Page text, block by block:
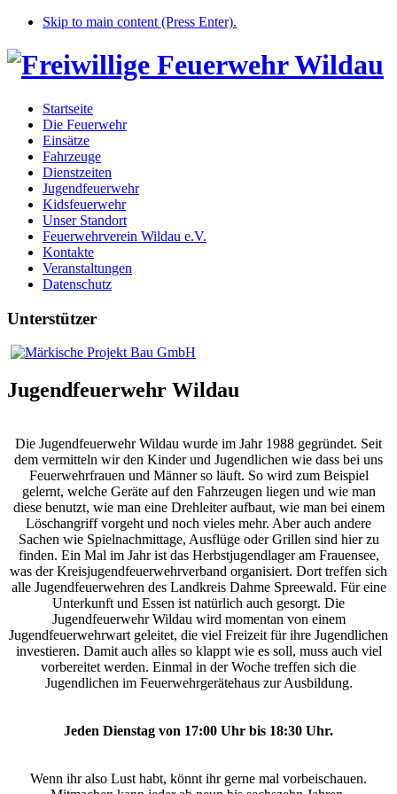
Skip to main content (Press Enter).
Startseite
Die Feuerwehr
Einsätze
Fahrzeuge
Dienstzeiten
Jugendfeuerwehr
Kidsfeuerwehr
Unser Standort
Feuerwehrverein Wildau e.V.
Kontakte
Veranstaltungen
Datenschutz
Unterstützer
Jugendfeuerwehr Wildau
Die Jugendfeuerwehr Wildau wurde im Jahr 1988 gegründet. Seit
dem vermitteln wir den Kinder und Jugendlichen wie dass bei uns
Feuerwehrfrauen und Männer so läuft. So wird zum Beispiel
gelernt, welche Geräte auf den Fahrzeugen liegen und wie man
diese benutzt, wie man eine Drehleiter aufbaut, wie man bei einem
Löschangriff vorgeht und noch vieles mehr. Aber auch andere
Sachen wie Spielnachmittage, Ausflüge oder Grillen sind hier zu
finden. Ein Mal im Jahr ist das Herbstjugendlager am Frauensee,
was der Kreisjugendfeuerwehrverband organisiert. Dort treffen sich
alle Jugendfeuerwehren des Landkreis Dahme Spreewald. Für eine
Unterkunft und Essen ist natürlich auch gesorgt. Die
Jugendfeuerwehr Wildau wird momentan von einem
Jugendfeuerwehrwart geleitet, die viel Freizeit für ihre Jugendlichen
investieren. Damit auch alles so klappt wie es soll, muss auch viel
vorbereitet werden. Einmal in der Woche treffen sich die
Jugendlichen im Feuerwehrgerätehaus zur Ausbildung.
Jeden Dienstag von 17:00 Uhr bis 18:30 Uhr.
Wenn ihr also Lust habt, könnt ihr gerne mal vorbeischauen.